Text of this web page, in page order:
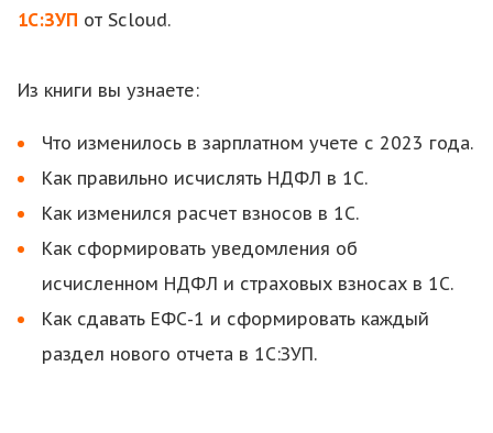
1С:ЗУП от Scloud.
Из книги вы узнаете:
Что изменилось в зарплатном учете с 2023 года.
Как правильно исчислять НДФЛ в 1С.
Как изменился расчет взносов в 1С.
Как сформировать уведомления об
исчисленном НДФЛ и страховых взносах в 1С.
Как сдавать ЕФС-1 и сформировать каждый
раздел нового отчета в 1С:ЗУП.